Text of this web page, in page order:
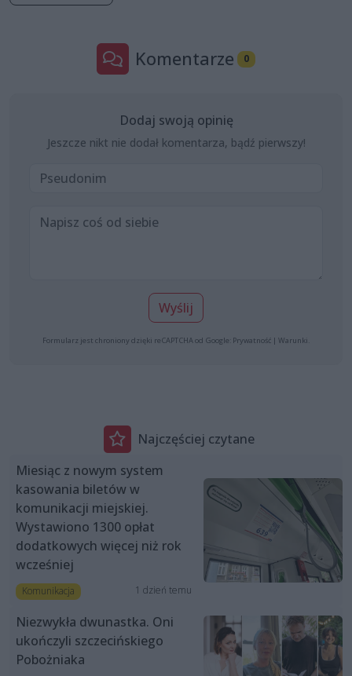
Komentarze 0
Dodaj swoją opinię
Jeszcze nikt nie dodał komentarza, bądź pierwszy!
Wyślij
Formularz jest chroniony dzięki reCAPTCHA od Google: Prywatność | Warunki
Najczęściej czytane
Miesiąc z nowym system
kasowania biletów w
komunikacji miejskiej.
Wystawiono 1300 opłat
dodatkowych więcej niż rok
wcześniej
Komunikacja 1 dzień temu
Niezwykła dwunastka. Oni
ukończyli szczecińskiego
Pobożniaka